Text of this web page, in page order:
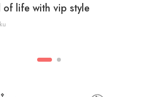
of life with vip style